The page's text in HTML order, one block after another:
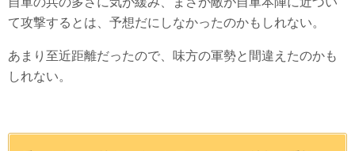
て攻撃するとは、予想だにしなかったのかもしれない。
あまり至近距離だったので、味方の軍勢と間違えたのかも
しれない。